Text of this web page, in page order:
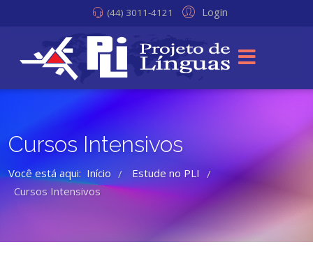
Login
(44) 3011-4121
Cursos Intensivos
Você está aqui: Início / Estude no PLI /
Cursos Intensivos